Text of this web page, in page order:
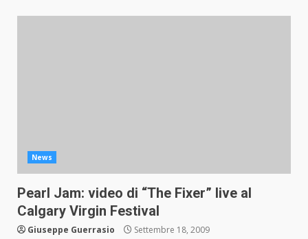
News
Pearl Jam: video di “The Fixer” live al
Calgary Virgin Festival
Giuseppe Guerrasio Settembre 18, 2009